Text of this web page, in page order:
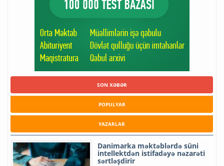
SON XƏBƏR
POPULYAR
YAZARLAR
Danimarka məktəblərdə süni
intellektdən istifadəyə nəzarəti
sərtləşdirir